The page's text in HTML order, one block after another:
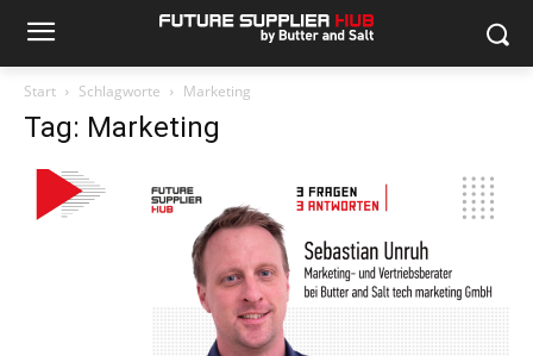
Start Schlagworte Marketing
Tag: Marketing